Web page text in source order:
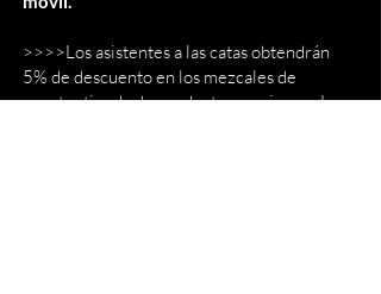
>>>>Los asistentes a las catas obtendrán
5% de descuento en los mezcales de
nuestra tienda de productos mexicanosLa